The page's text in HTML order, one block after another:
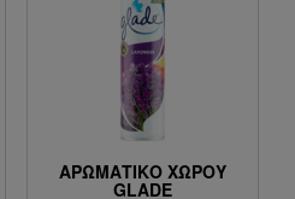
ΑΡΩΜΑΤIΚΌ ΧΏΡΟΥ
GLADE